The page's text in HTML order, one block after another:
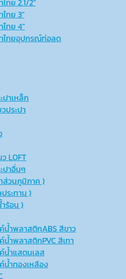
ทย 2.1/2″
ทย 3″
ทย 4″
ไทยอุปกรณ์ท่อลด
าเหล็ก
ประปา
LOFT
าอื่นๆ
ส่วนภูมิภาค )
ระทาน )
ร้อน )
น้ำพลาสติกABS สีขาว
ำพลาสติกPVC สีเทา
น้ำแสตนเลส
น้ำทองเหลือง